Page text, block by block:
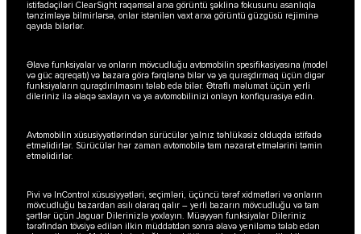
istifadəçiləri ClearSight rəqəmsal arxa görüntü şəklinə fokusunu asanlıqla
tənzimləyə bilmirlərsə, onlar istənilən vaxt arxa görüntü güzgüsü rejiminə
qayıda bilərlər.
Əlavə funksiyalar və onların mövcudluğu avtomobilin spesifikasiyasına (model
və güc aqreqatı) və bazara görə fərqlənə bilər və ya quraşdırmaq üçün digər
funksiyaların quraşdırılmasını tələb edə bilər. Ətraflı məlumat üçün yerli
dileriniz ilə əlaqə saxlayın və ya avtomobilinizi onlayn konfiqurasiya edin.
Avtomobilin xüsusiyyətlərindən sürücülər yalnız təhlükəsiz olduqda istifadə
etməlidirlər. Sürücülər hər zaman avtomobilə tam nəzarət etmələrini təmin
etməlidirlər.
Pivi və InControl xüsusiyyətləri, seçimləri, üçüncü tərəf xidmətləri və onların
mövcudluğu bazardan asılı olaraq qalır – yerli bazarın mövcudluğu və tam
şərtlər üçün Jaguar Dilerinizlə yoxlayın. Müəyyən funksiyalar Dileriniz
tərəfindən tövsiyə edilən ilkin müddətdən sonra əlavə yeniləmə tələb edən